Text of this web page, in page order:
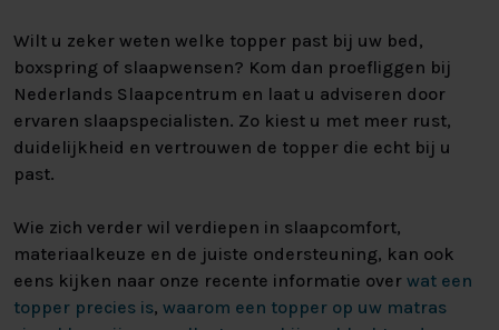
Wilt u zeker weten welke topper past bij uw bed,
boxspring of slaapwensen? Kom dan proefliggen bij
Nederlands Slaapcentrum en laat u adviseren door
ervaren slaapspecialisten. Zo kiest u met meer rust,
duidelijkheid en vertrouwen de topper die echt bij u
past.
Wie zich verder wil verdiepen in slaapcomfort,
materiaalkeuze en de juiste ondersteuning, kan ook
eens kijken naar onze recente informatie over wat een
topper precies is, waarom een topper op uw matras